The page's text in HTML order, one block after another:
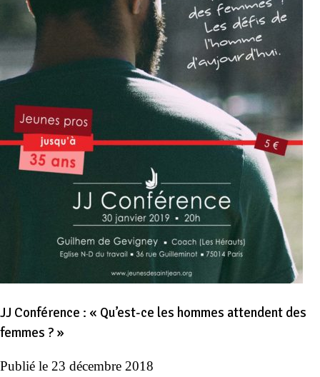
JJ Conférence : « Qu’est-ce les hommes attendent des
femmes ? »
Publié le 23 décembre 2018